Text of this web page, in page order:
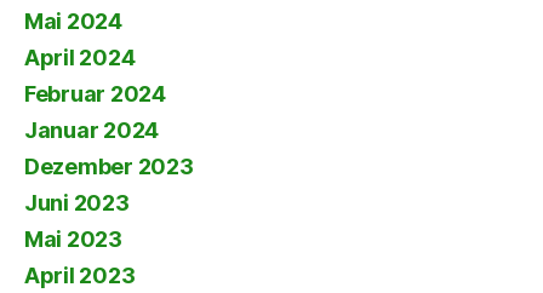
Mai 2024
April 2024
Februar 2024
Januar 2024
Dezember 2023
Juni 2023
Mai 2023
April 2023